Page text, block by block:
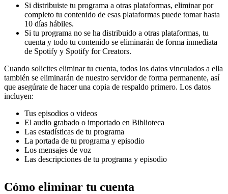
Si distribuiste tu programa a otras plataformas, eliminar por
completo tu contenido de esas plataformas puede tomar hasta
10 días hábiles.
Si tu programa no se ha distribuido a otras plataformas, tu
cuenta y todo tu contenido se eliminarán de forma inmediata
de Spotify y Spotify for Creators.
Cuando solicites eliminar tu cuenta, todos los datos vinculados a ella
también se eliminarán de nuestro servidor de forma permanente, así
que asegúrate de hacer una copia de respaldo primero. Los datos
incluyen:
Tus episodios o videos
El audio grabado o importado en Biblioteca
Las estadísticas de tu programa
La portada de tu programa y episodio
Los mensajes de voz
Las descripciones de tu programa y episodio
Cómo eliminar tu cuenta